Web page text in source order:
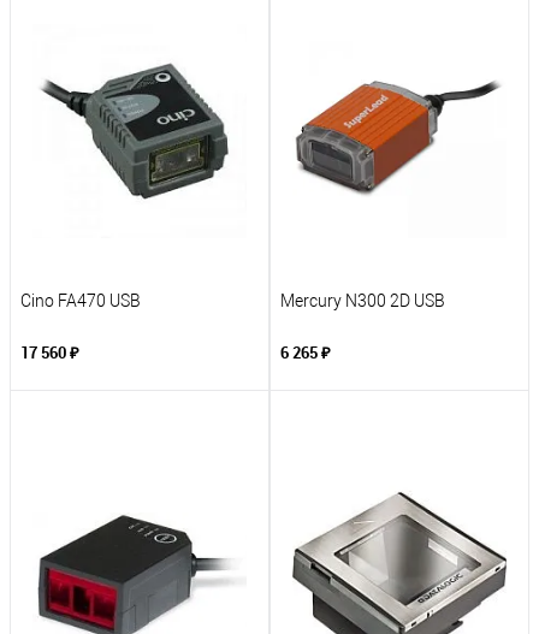
Cino FA470 USB
17 560 ₽
Mercury N300 2D USB
6 265 ₽